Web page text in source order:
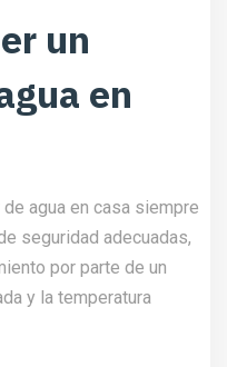
un
en
agua en casa siempre
seguridad adecuadas,
por parte de un
y la temperatura